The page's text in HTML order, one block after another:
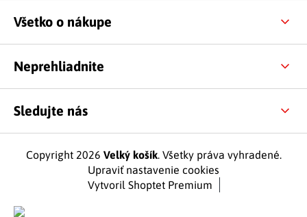
Všetko o nákupe
Neprehliadnite
Sledujte nás
Vytvoril Shoptet Premium
Copyright 2026 Velký košík. Všetky práva vyhradené.
Upraviť nastavenie cookies